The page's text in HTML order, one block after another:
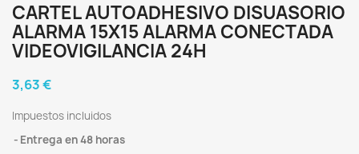
CARTEL AUTOADHESIVO DISUASORIO
ALARMA 15X15 ALARMA CONECTADA
VIDEOVIGILANCIA 24H
3,63 €
Impuestos incluidos
Entrega en 48 horas